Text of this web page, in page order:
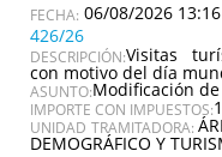
06/08/2026 13:16
426/26
DESCRIPCIÓN:Visitas
con motivo del día
ASUNTO:Modificación de
IMPORTE CON IMPUESTOS:
UNIDAD TRAMITADORA:
DEMOGRÁFICO Y